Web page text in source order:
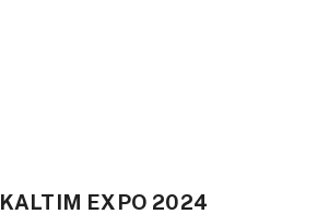
KALTIM EXPO 2024